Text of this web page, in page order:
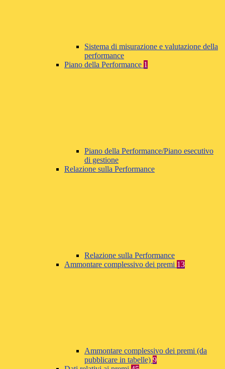
Sistema di misurazione e valutazione della
performance
Piano della Performance 1
Piano della Performance/Piano esecutivo
di gestione
Relazione sulla Performance
Relazione sulla Performance
Ammontare complessivo dei premi 13
Ammontare complessivo dei premi (da
pubblicare in tabelle) 9